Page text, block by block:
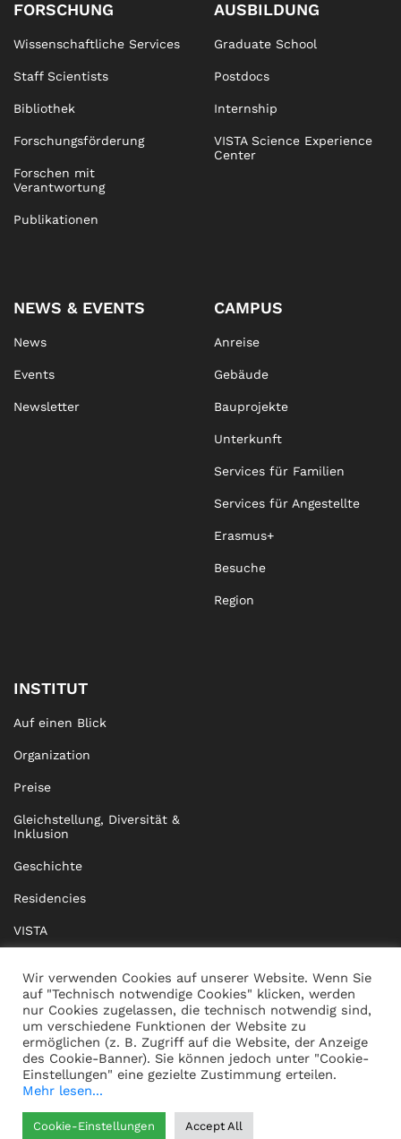
FORSCHUNG
Wissenschaftliche Services
Staff Scientists
Bibliothek
Forschungsförderung
Forschen mit
Verantwortung
Publikationen
AUSBILDUNG
Graduate School
Postdocs
Internship
VISTA Science Experience
Center
NEWS & EVENTS
News
Events
Newsletter
CAMPUS
Anreise
Gebäude
Bauprojekte
Unterkunft
Services für Familien
Services für Angestellte
Erasmus+
Besuche
Region
INSTITUT
Auf einen Blick
Organization
Preise
Gleichstellung, Diversität &
Inklusion
Geschichte
Residencies
VISTA
BRIDGE Network
Dokumente
KONTAKT IMPRESSUM
Wir verwenden Cookies auf unserer Website. Wenn Sie
auf "Technisch notwendige Cookies" klicken, werden
nur Cookies zugelassen, die technisch notwendig sind,
um verschiedene Funktionen der Website zu
ermöglichen (z. B. Zugriff auf die Website, der Anzeige
des Cookie-Banner). Sie können jedoch unter "Cookie-
Einstellungen" eine gezielte Zustimmung erteilen.
Mehr lesen...
Cookie-Einstellungen Accept All